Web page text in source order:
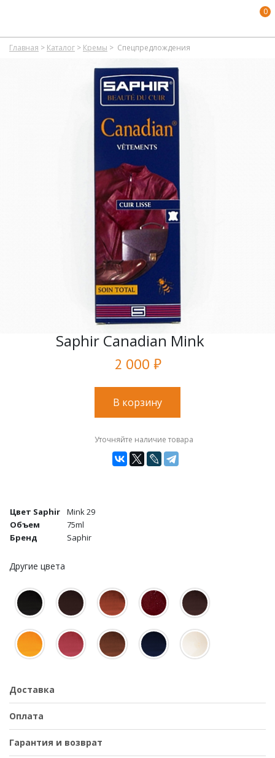
0
Главная > Каталог > Кремы > Спецпредлождения
Saphir Canadian Mink
2 000 ₽
В корзину
Уточняйте наличие товара
Цвет Saphir
Mink 29
Объем
75ml
Бренд
Saphir
Другие цвета
Доставка
Оплата
Гарантия и возврат